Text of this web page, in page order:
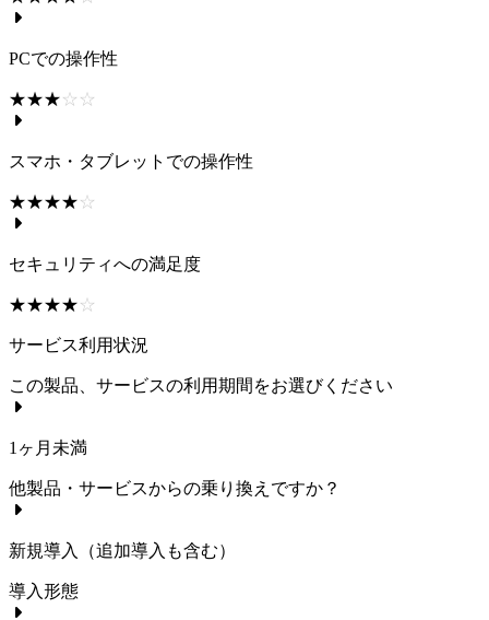
PCでの操作性
☆☆☆☆☆
★★★★★
スマホ・タブレットでの操作性
☆☆☆☆☆
★★★★★
セキュリティへの満足度
☆☆☆☆☆
★★★★★
サービス利用状況
この製品、サービスの利用期間をお選びください
1ヶ月未満
他製品・サービスからの乗り換えですか？
新規導入（追加導入も含む）
導入形態